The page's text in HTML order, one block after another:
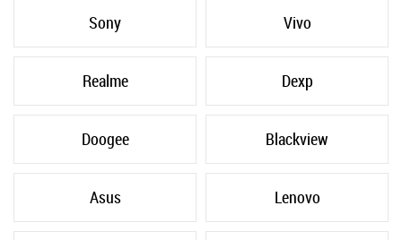
Sony Vivo
Realme Dexp
Doogee Blackview
Asus Lenovo